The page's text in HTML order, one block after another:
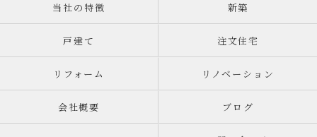
当社の特徴 新築
戸建て 注文住宅
リフォーム リノベーション
会社概要 ブログ